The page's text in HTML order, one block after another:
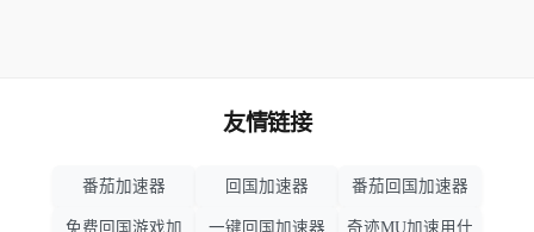
友情链接
番茄加速器 回国加速器 番茄回国加速器
免费回国游戏加 一键回国加速器 奇迹MU加速用什